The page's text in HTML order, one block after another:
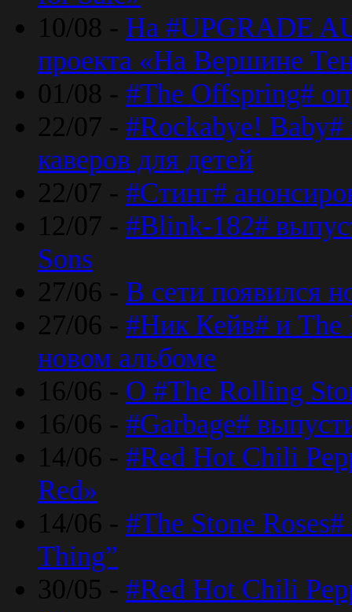
10/08 - На #UPGRADE
проекта «На Вершине
01/08 - #The Offspring#
22/07 - #Rockabye!
каверов для детей
22/07 - #Стинг#
12/07 - #Blink-182#
Sons
27/06 - В сети появился
27/06 - #Ник Кейв# и The
новом альбоме
16/06 - О #The Rolling
16/06 - #Garbage#
14/06 - #Red Hot Chili
Red»
14/06 - #The Stone
Thing”
30/05 - #Red Hot Chili